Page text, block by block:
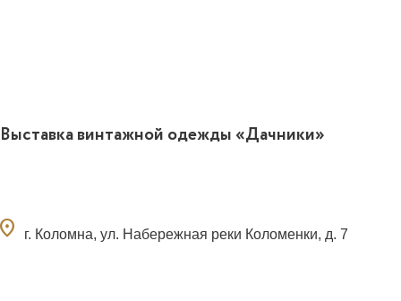
Выставка винтажной одежды «Дачники»
г. Коломна, ул. Набережная реки Коломенки, д. 7